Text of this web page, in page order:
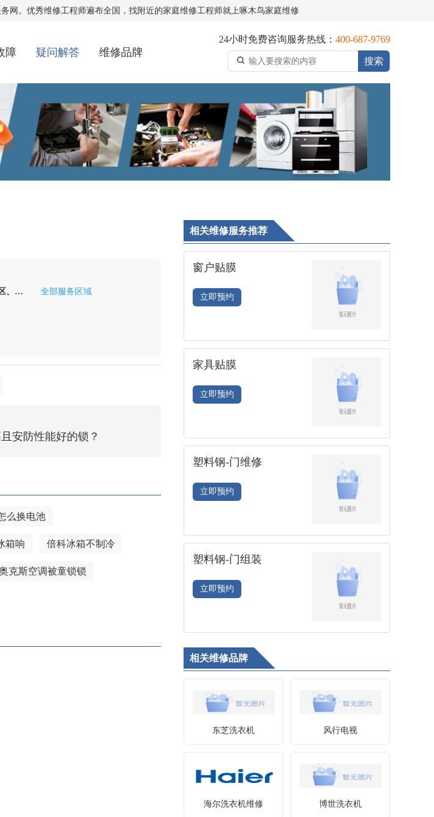
网。优秀维修工程师遍布全国，找附近的家庭维修工程师就上啄木鸟家庭维修
障 疑问解答 维修品牌
24小时免费咨询服务热线： 400-687-9769
搜索
、门
怀柔
全部服务区域
安防性能好的锁？
么换电池
箱响 倍科冰箱不制冷
克斯空调被童锁锁
相关维修服务推荐
窗户贴膜
立即预约
家具贴膜
立即预约
塑料钢-门维修
立即预约
塑料钢-门组装
立即预约
相关维修品牌
东芝洗衣机 风行电视
海尔洗衣机维修 博世洗衣机